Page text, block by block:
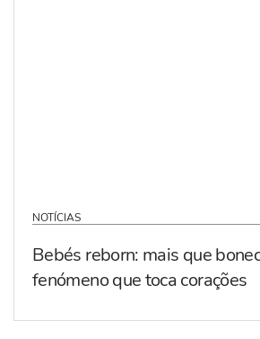
NOTÍCIAS
Bebés reborn: mais que
fenómeno que toca corações